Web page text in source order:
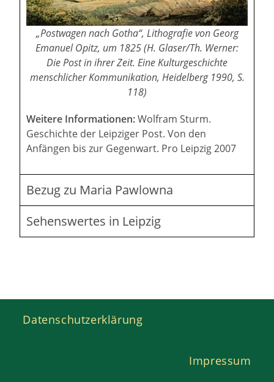
„Postwagen nach Gotha“, Lithografie von Georg
Emanuel Opitz, um 1825 (H. Glaser/Th. Werner:
Die Post in ihrer Zeit. Eine Kulturgeschichte
menschlicher Kommunikation, Heidelberg 1990, S.
118)
Weitere Informationen:Wolfram Sturm.
Geschichte der Leipziger Post. Von den
Anfängen bis zur Gegenwart. Pro Leipzig 2007
Bezug zu Maria Pawlowna
Sehenswertes in Leipzig
Datenschutzerklärung
Impressum